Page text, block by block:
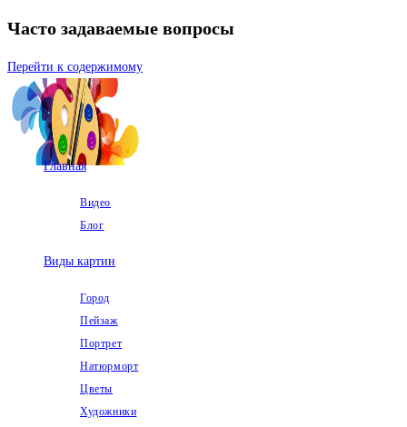
Часто задаваемые вопросы
Перейти к содержимому
Главная
Видео
Блог
Виды картин
Город
Пейзаж
Портрет
Натюрморт
Цветы
Художники